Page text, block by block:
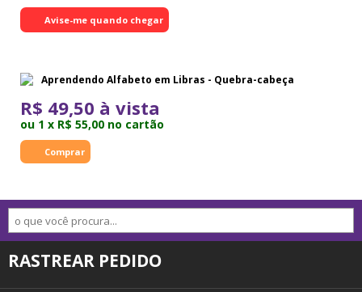
Avise-me quando chegar
Aprendendo Alfabeto em Libras - Quebra-cabeça
R$ 49,50 à vista
ou 1 x R$ 55,00 no cartão
RASTREAR PEDIDO